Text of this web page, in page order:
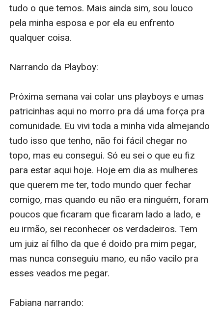
tudo o que temos. Mais ainda sim, sou louco
pela minha esposa e por ela eu enfrento
qualquer coisa.
Narrando da Playboy:
Próxima semana vai colar uns playboys e umas
patricinhas aqui no morro pra dá uma força pra
comunidade. Eu vivi toda a minha vida almejando
tudo isso que tenho, não foi fácil chegar no
topo, mas eu consegui. Só eu sei o que eu fiz
para estar aqui hoje. Hoje em dia as mulheres
que querem me ter, todo mundo quer fechar
comigo, mas quando eu não era ninguém, foram
poucos que ficaram que ficaram lado a lado, e
eu irmão, sei reconhecer os verdadeiros. Tem
um juiz aí filho da que é doido pra mim pegar,
mas nunca conseguiu mano, eu não vacilo pra
esses veados me pegar.
Fabiana narrando: